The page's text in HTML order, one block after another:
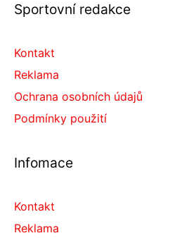
Sportovní redakce
Kontakt
Reklama
Ochrana osobních údajů
Podmínky použití
Infomace
Kontakt
Reklama